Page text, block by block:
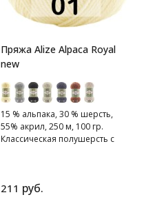
Пряжа Alize Alpaca Royal
new
15 % альпака, 30 % шерсть,
55% акрил, 250 м, 100 гр.
Классическая полушерсть с
211 руб.